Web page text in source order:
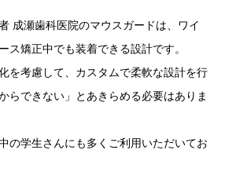
成瀬歯科医院のマウスガードは、ワイ
ス矯正中でも装着できる設計です。
を考慮して、カスタムで柔軟な設計を行
らできない」とあきらめる必要はありま
の学生さんにも多くご利用いただいてお